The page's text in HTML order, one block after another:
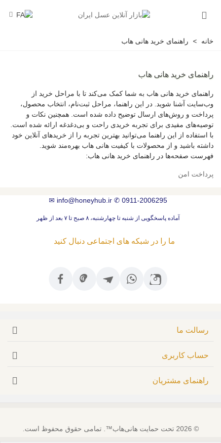
خانه > راهنمای خرید هانی هاب
راهنمای خرید هانی هاب
راهنمای خرید هانی هاب به شما کمک می‌کند تا با مراحل خرید از
وب‌سایت آشنا شوید. در این راهنما، مراحل ثبت‌نام، انتخاب محصول،
پرداخت و روش‌های ارسال توضیح داده شده است. همچنین نکات و
توصیه‌های مفیدی برای تجربه خریدی راحت و بی‌دغدغه ارائه شده است.
با استفاده از این راهنما می‌توانید بهترین تجربه را از خریدهای آنلاین خود
داشته باشید و از محصولات با کیفیت هانی هاب بهره‌مند شوید.
فهرست صفحه‌ها در راهنمای خرید هانی هاب:
پرداخت امن
0911-2006295
✆
info@honeyhub.ir
✉
آماده پاسخگویی از شنبه تا چهارشنبه، ۸ صبح تا ۷ بعد از ظهر
ما را در شبکه های اجتماعی دنبال کنید
رسالت ما
حساب کاربری
راهنمای مشتریان
© 2026 تحت حمایت هانی‌هاب™. تمامی حقوق محفوظ است.